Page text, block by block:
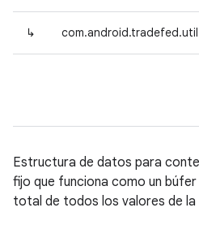
↳
Estructura de datos para
fijo que funciona como un
total de todos los valores de la